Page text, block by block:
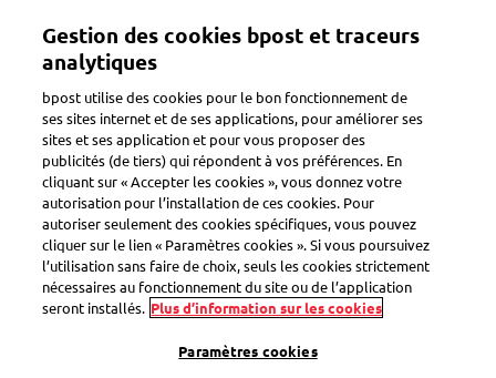
contenu
Toggle navigation
Retour
Gestion des cookies bpost et traceurs
analytiques
bpost utilise des cookies pour le bon fonctionnement de
ses sites internet et de ses applications, pour améliorer ses
sites et ses application et pour vous proposer des
publicités (de tiers) qui répondent à vos préférences. En
cliquant sur « Accepter les cookies », vous donnez votre
autorisation pour l’installation de ces cookies. Pour
autoriser seulement des cookies spécifiques, vous pouvez
cliquer sur le lien « Paramètres cookies ». Si vous poursuivez
l’utilisation sans faire de choix, seuls les cookies strictement
nécessaires au fonctionnement du site ou de l’application
seront installés. Plus d’information sur les cookies
Paramètres cookies